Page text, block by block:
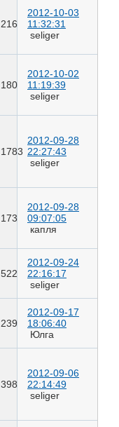
216
2012-10-03
11:32:31
seliger
180
2012-10-02
11:19:39
seliger
1783
2012-09-28
22:27:43
seliger
173
2012-09-28
09:07:05
капля
522
2012-09-24
22:16:17
seliger
239
2012-09-17
18:06:40
Юлга
398
2012-09-06
22:14:49
seliger